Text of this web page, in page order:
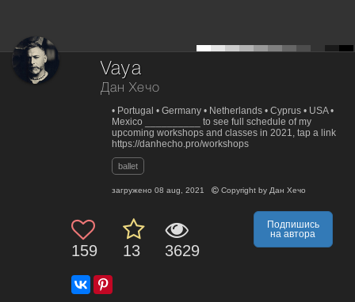
Vaya
Дан Хечо
• Portugal • Germany • Netherlands • Cyprus • USA •
Mexico __________ to see full schedule of my
upcoming workshops and classes in 2021, tap a link
https://danhecho.pro/workshops
ballet
загружено 08 aug, 2021 Copyright by Дан Хечо
159 13 3629
Подпишись
на автора